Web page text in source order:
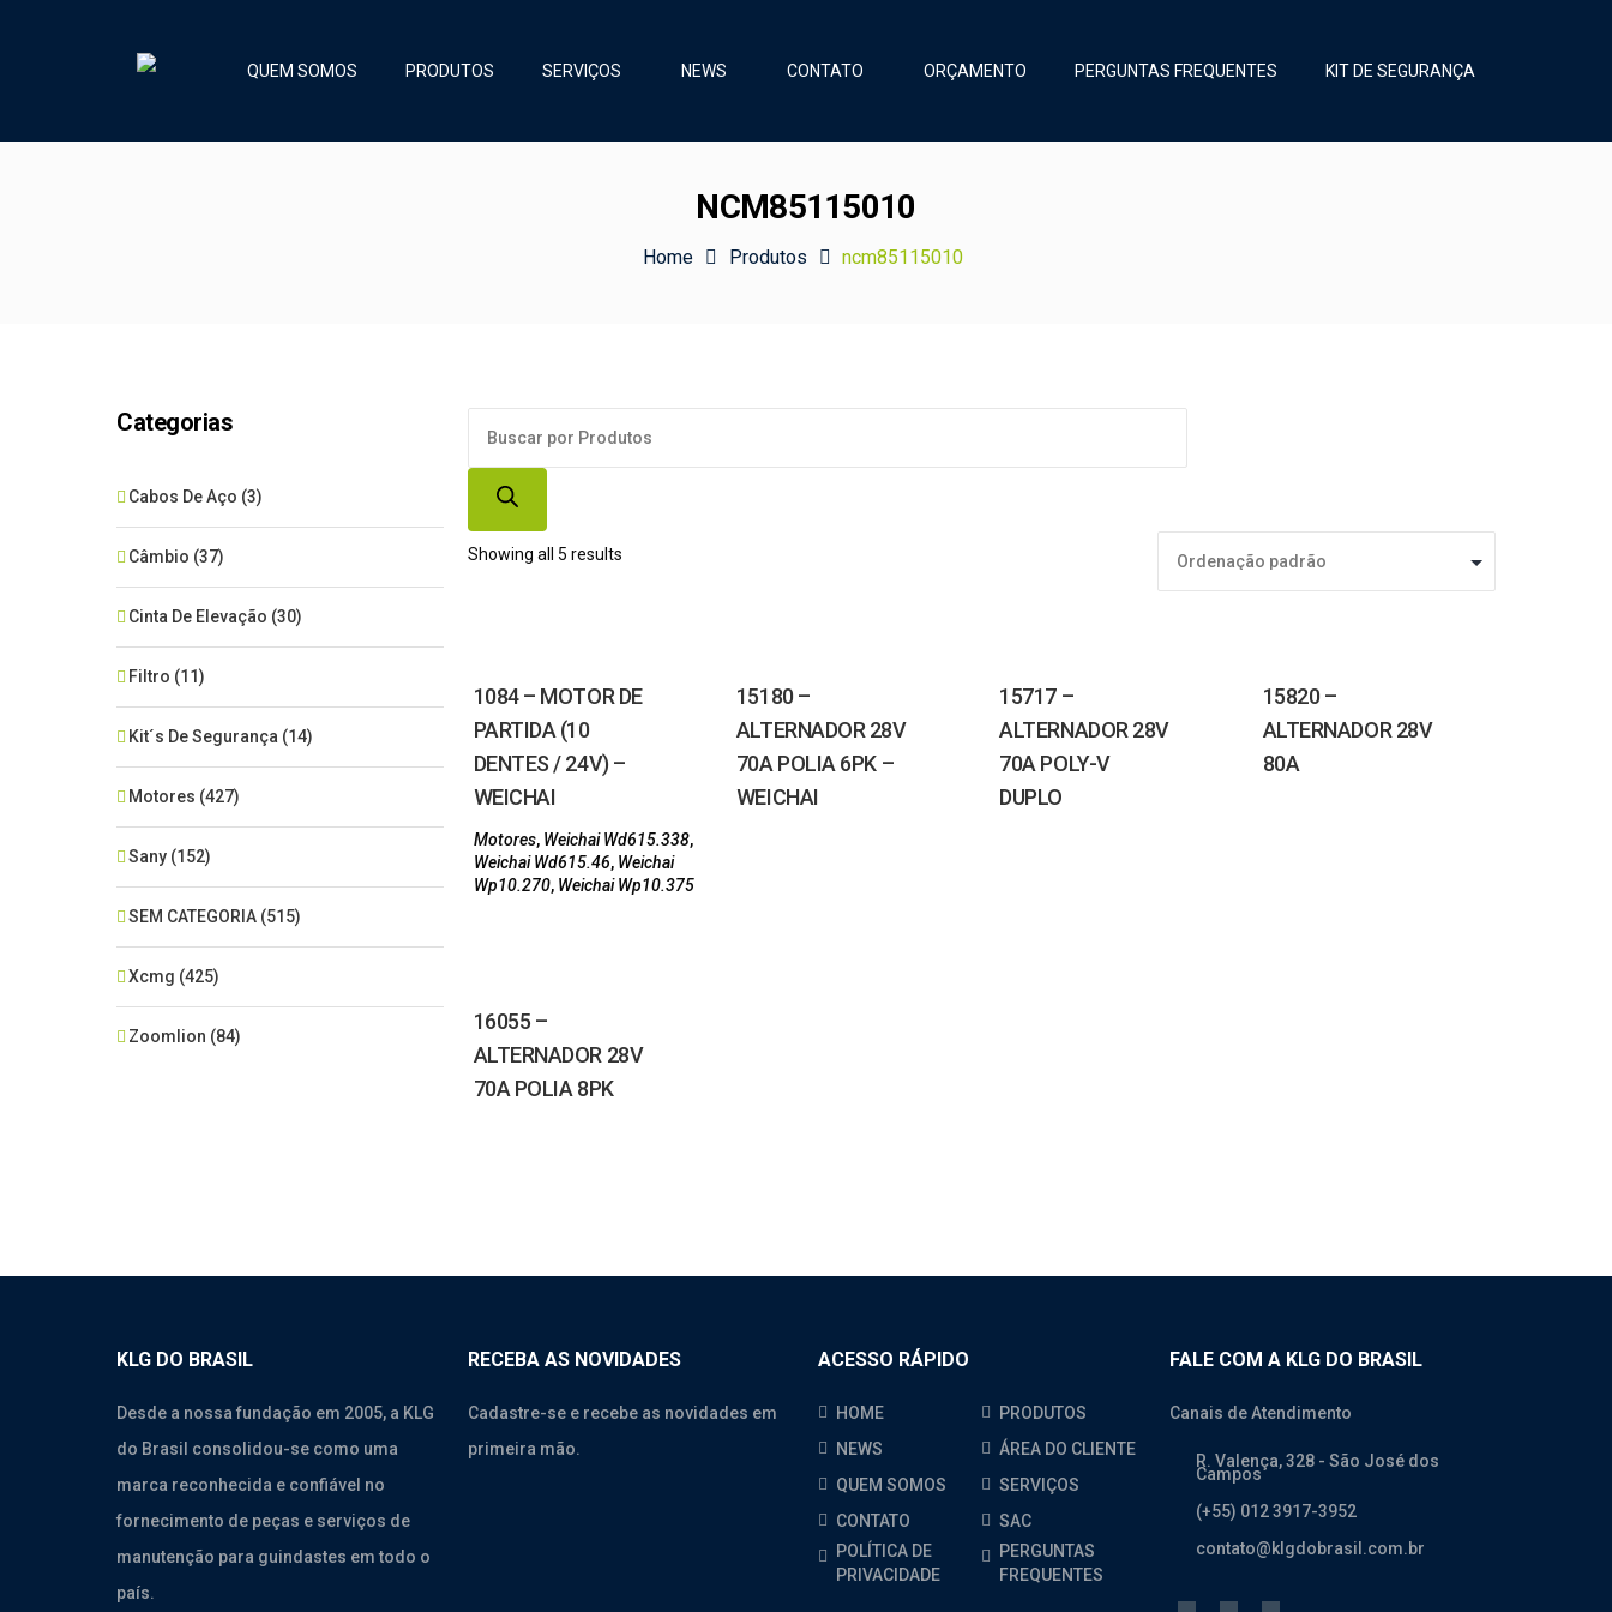
QUEM SOMOS PRODUTOS SERVIÇOS NEWS CONTATO ORÇAMENTO PERGUNTAS FREQUENTES KIT DE SEGURANÇA
NCM85115010
Home Produtos ncm85115010
Categorias
Cabos De Aço (3)
Câmbio (37)
Cinta De Elevação (30)
Filtro (11)
Kit´s De Segurança (14)
Motores (427)
Sany (152)
SEM CATEGORIA (515)
Xcmg (425)
Zoomlion (84)
Showing all 5 results
1084 – MOTOR DE
PARTIDA (10
DENTES / 24V) –
WEICHAI
Motores, Weichai Wd615.338,
Weichai Wd615.46, Weichai
Wp10.270, Weichai Wp10.375
15180 –
ALTERNADOR 28V
70A POLIA 6PK –
WEICHAI
15717 –
ALTERNADOR 28V
70A POLY-V
DUPLO
15820 –
ALTERNADOR 28V
80A
16055 –
ALTERNADOR 28V
70A POLIA 8PK
KLG DO BRASIL
Desde a nossa fundação em 2005, a KLG
do Brasil consolidou-se como uma
marca reconhecida e confiável no
fornecimento de peças e serviços de
manutenção para guindastes em todo o
país.
RECEBA AS NOVIDADES
Cadastre-se e recebe as novidades em
primeira mão.
ACESSO RÁPIDO
HOME
PRODUTOS
NEWS
ÁREA DO CLIENTE
QUEM SOMOS
SERVIÇOS
CONTATO
SAC
POLÍTICA DE
PRIVACIDADE
PERGUNTAS
FREQUENTES
FALE COM A KLG DO BRASIL
Canais de Atendimento
R. Valença, 328 - São José dos
Campos
(+55) 012 3917-3952
contato@klgdobrasil.com.br